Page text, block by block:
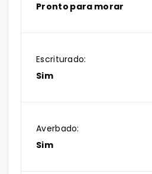
Pronto para morar
Escriturado:
Sim
Averbado:
Sim